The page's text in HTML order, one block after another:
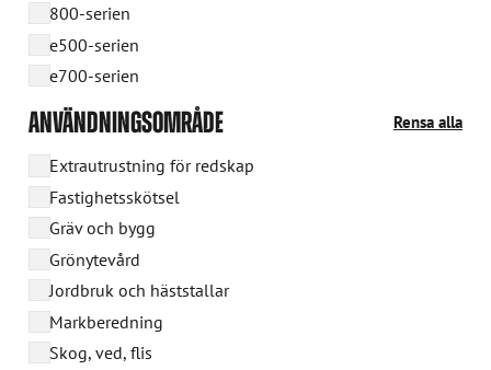
800-serien
e500-serien
e700-serien
ANVÄNDNINGSOMRÅDE Rensa alla
Extrautrustning för redskap
Fastighetsskötsel
Gräv och bygg
Grönytevård
Jordbruk och häststallar
Markberedning
Skog, ved, flis